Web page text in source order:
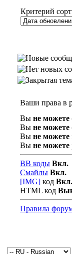
Критерий
Ваши права в
Вы не можете
Вы не можете
Вы не можете
Вы не можете
BB коды Вкл.
Смайлы Вкл.
[IMG] код Вкл.
HTML код
Правила